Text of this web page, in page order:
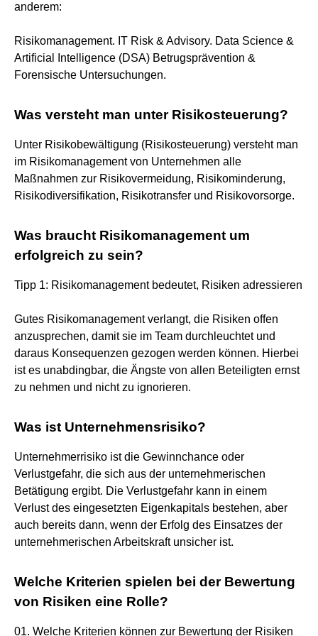
anderem:
Risikomanagement. IT Risk & Advisory. Data Science &
Artificial Intelligence (DSA) Betrugsprävention &
Forensische Untersuchungen.
Was versteht man unter Risikosteuerung?
Unter Risikobewältigung (Risikosteuerung) versteht man
im Risikomanagement von Unternehmen alle
Maßnahmen zur Risikovermeidung, Risikominderung,
Risikodiversifikation, Risikotransfer und Risikovorsorge.
Was braucht Risikomanagement um
erfolgreich zu sein?
Tipp 1: Risikomanagement bedeutet, Risiken adressieren
Gutes Risikomanagement verlangt, die Risiken offen
anzusprechen, damit sie im Team durchleuchtet und
daraus Konsequenzen gezogen werden können. Hierbei
ist es unabdingbar, die Ängste von allen Beteiligten ernst
zu nehmen und nicht zu ignorieren.
Was ist Unternehmensrisiko?
Unternehmerrisiko ist die Gewinnchance oder
Verlustgefahr, die sich aus der unternehmerischen
Betätigung ergibt. Die Verlustgefahr kann in einem
Verlust des eingesetzten Eigenkapitals bestehen, aber
auch bereits dann, wenn der Erfolg des Einsatzes der
unternehmerischen Arbeitskraft unsicher ist.
Welche Kriterien spielen bei der Bewertung
von Risiken eine Rolle?
01. Welche Kriterien können zur Bewertung der Risiken